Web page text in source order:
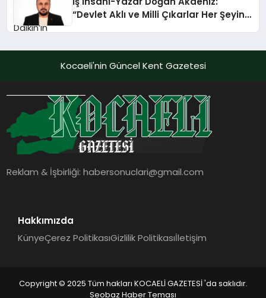
teknolojilerle donatılmış son modeli
VRV kontrol ünitesi Madoka Plus
Türkiye’de satışa sunuldu. Tam
sayesinde iklimlendirme sistemlerinin
verimli hale getiriyor. Enerji
verimliliğini artırırken modern yaşam
alanlarında teknolojiyi estetik ile bulu
“Devlet Aklı ve Milli Çıkarlar Her Şeyin
Kocaeli'nin Güncel Kent Gazetesi
Reklam & İşbirliği:habersonuclari@gmail.com
Hakkımızda
KünyeÇerez PolitikasıGizlilik Politikasıİletişim
Copyright © 2025 Tüm hakları KOCAELİ GAZETESİ 'da saklıdır.
Seobaz Haber Teması